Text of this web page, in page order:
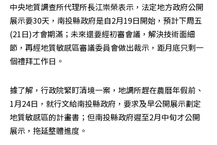
中央地質調查所代理所長江崇榮表示，法定地方政府公開
展示要30天，南投縣政府是自2月19日開始，預計下周五
(21日)才會期滿；未來還要經初審會議，解決技術面細
節，再經地質敏感區審議委員會做出裁示，距月底只剩一
個禮拜工作日。
據了解，行政院緊盯清境一案，地調所趕在農曆年假前、
1月24日，就行文給南投縣政府，要求及早公開展示劃定
地質敏感區的計畫書；但南投縣政府遲至2月中旬才公開
展示，拖延整體進度。